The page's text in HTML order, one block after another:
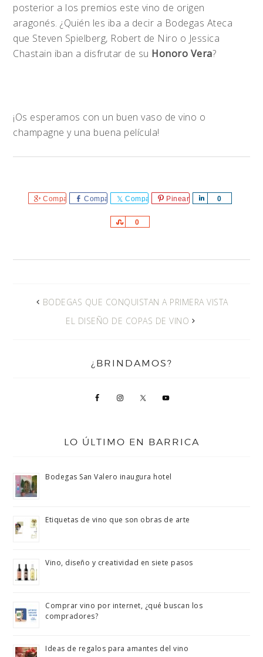
posterior a los premios este vino de origen
aragonés. ¿Quién les iba a decir a Bodegas Ateca
que Steven Spielberg, Robert de Niro o Jessica
Chastain iban a disfrutar de su Honoro Vera?
¡Os esperamos con un buen vaso de vino o
champagne y una buena película!
Comparte Comparte Comparte Pinear 0
Comparte
0
Comparte
BODEGAS QUE CONQUISTAN A PRIMERA VISTA
EL DISEÑO DE COPAS DE VINO
¿BRINDAMOS?
LO ÚLTIMO EN BARRICA
Bodegas San Valero inaugura hotel
Etiquetas de vino que son obras de arte
Vino, diseño y creatividad en siete pasos
Comprar vino por internet, ¿qué buscan los
compradores?
Ideas de regalos para amantes del vino